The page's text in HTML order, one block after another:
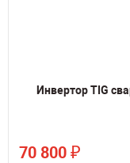
Инвертор TIG
70 800 ₽